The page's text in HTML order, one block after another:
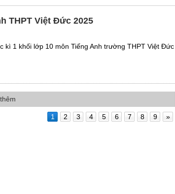
THPT Việt Đức 2025
kì 1 khối lớp 10 môn Tiếng Anh trường THPT Việt Đức
1 2 3 4 5 6 7 8 9 »